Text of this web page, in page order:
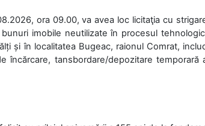
ora 09.00, va avea loc licitaţia cu
imobile neutilizate în procesul
și în localitatea Bugeac, raionul Comrat,
încărcare, tansbordare/depozitare temporară